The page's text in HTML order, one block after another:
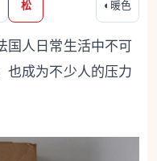
松 ◐ 暖色
国人日常生活中不可
也成为不少人的压力